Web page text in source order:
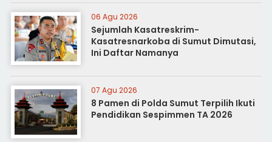
06 Agu 2026
Sejumlah Kasatreskrim-
Kasatresnarkoba di Sumut Dimutasi,
Ini Daftar Namanya
07 Agu 2026
8 Pamen di Polda Sumut Terpilih Ikuti
Pendidikan Sespimmen TA 2026